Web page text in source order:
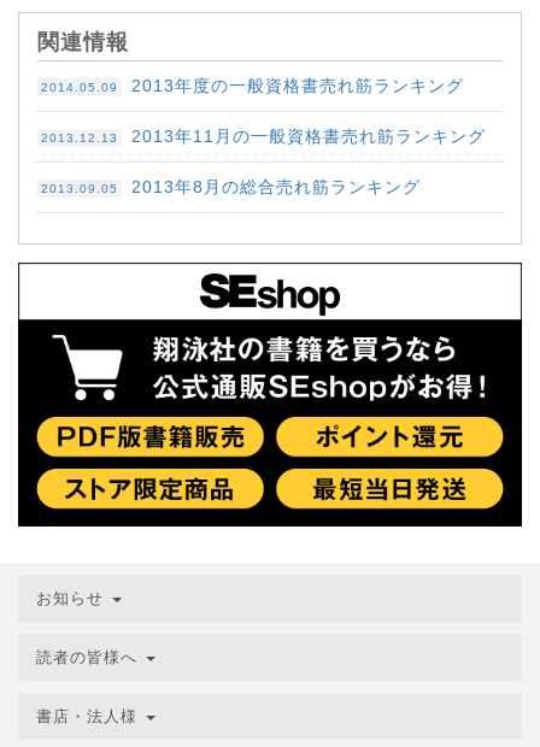
関連情報
2014.05.09 2013年度の一般資格書売れ筋ランキング
2013.12.13 2013年11月の一般資格書売れ筋ランキング
2013.09.05 2013年8月の総合売れ筋ランキング
お知らせ
読者の皆様へ
書店・法人様